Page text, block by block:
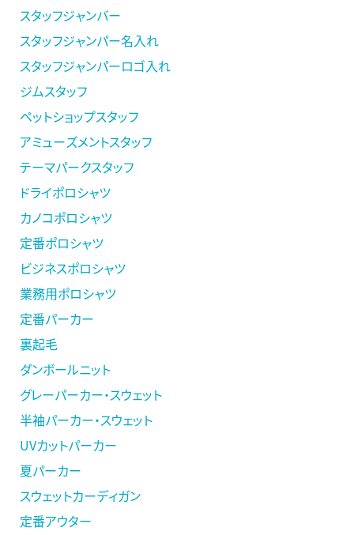
スタッフジャンバー
スタッフジャンパー名入れ
スタッフジャンパーロゴ入れ
ジムスタッフ
ペットショップスタッフ
アミューズメントスタッフ
テーマパークスタッフ
ドライポロシャツ
カノコポロシャツ
定番ポロシャツ
ビジネスポロシャツ
業務用ポロシャツ
定番パーカー
裏起毛
ダンボールニット
グレーパーカー・スウェット
半袖パーカー・スウェット
UVカットパーカー
夏パーカー
スウェットカーディガン
定番アウター